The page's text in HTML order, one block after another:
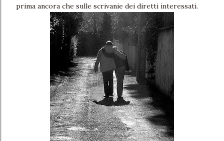
prima ancora che sulle scrivanie dei diretti interessati.